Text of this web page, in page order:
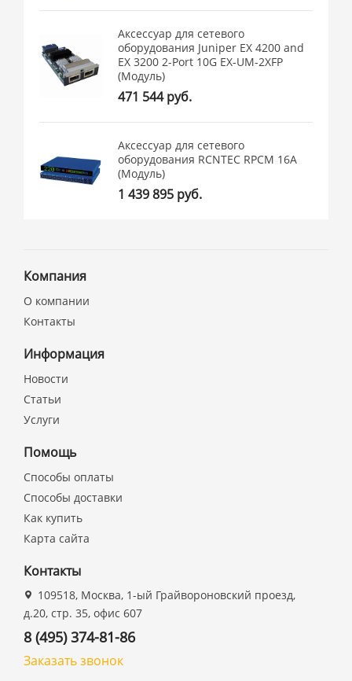
Аксессуар для сетевого
оборудования Juniper EX 4200 and
EX 3200 2-Port 10G EX-UM-2XFP
(Модуль)
471 544 руб.
Аксессуар для сетевого
оборудования RCNTEC RPCM 16A
(Модуль)
1 439 895 руб.
Компания
О компании
Контакты
Информация
Новости
Статьи
Услуги
Помощь
Способы оплаты
Способы доставки
Как купить
Карта сайта
Контакты
109518, Москва, 1-ый Грайвороновский проезд,
д.20, стр. 35, офис 607
8 (495) 374-81-86
Заказать звонок